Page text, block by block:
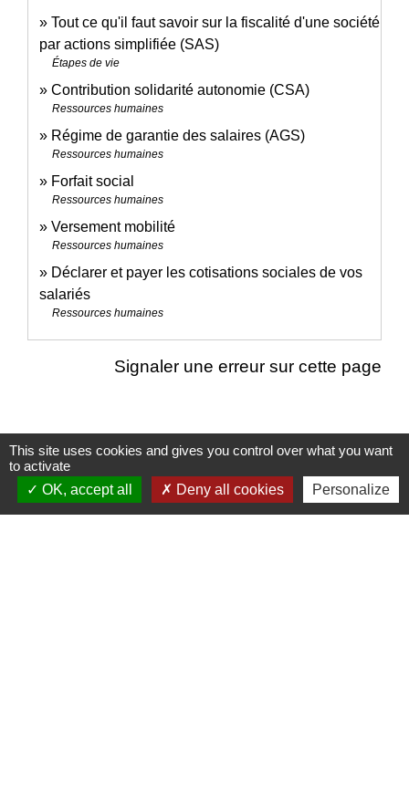
Tout ce qu'il faut savoir sur la fiscalité d'une société
par actions simplifiée (SAS)
Étapes de vie
Contribution solidarité autonomie (CSA)
Ressources humaines
Régime de garantie des salaires (AGS)
Ressources humaines
Forfait social
Ressources humaines
Versement mobilité
Ressources humaines
Déclarer et payer les cotisations sociales de vos
salariés
Ressources humaines
Signaler une erreur sur cette page
Nous contacter
Commune de Puylaurens
This site uses cookies and gives you control over what you want
to activate
OK, accept all
Deny all cookies Personalize